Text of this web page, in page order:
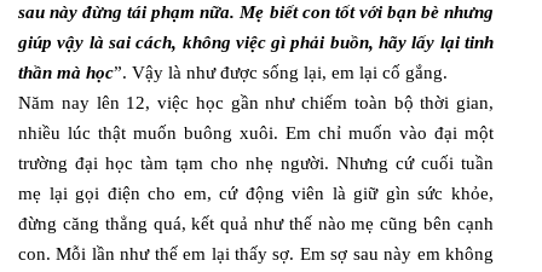
sau này đừng tái phạm nữa. Mẹ biết con tốt với bạn bè nhưng
giúp vậy là sai cách, không việc gì phải buồn, hãy lấy lại tinh
thần mà học”. Vậy là như được sống lại, em lại cố gắng.
Năm nay lên 12, việc học gần như chiếm toàn bộ thời gian,
nhiều lúc thật muốn buông xuôi. Em chỉ muốn vào đại một
trường đại học tàm tạm cho nhẹ người. Nhưng cứ cuối tuần
mẹ lại gọi điện cho em, cứ động viên là giữ gìn sức khỏe,
đừng căng thẳng quá, kết quả như thế nào mẹ cũng bên cạnh
con. Mỗi lần như thế em lại thấy sợ. Em sợ sau này em không